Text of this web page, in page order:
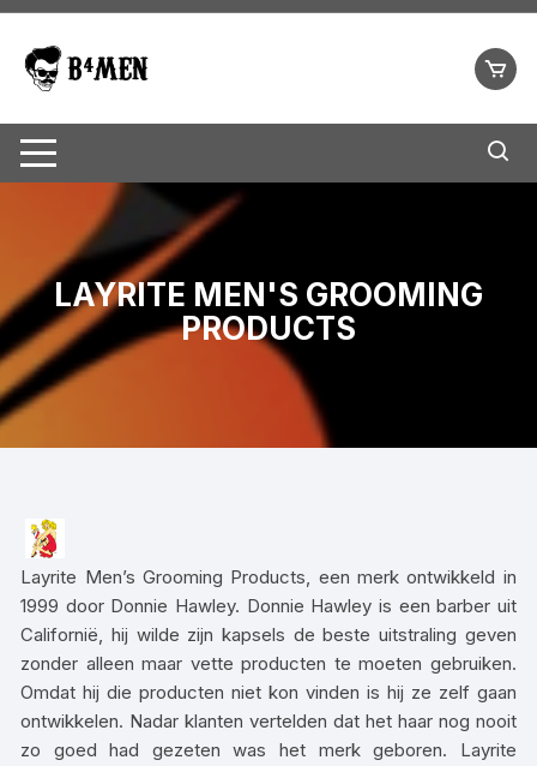
Ga
inhoud
LAYRITE MEN'S GROOMING
PRODUCTS
Layrite Men’s Grooming Products, een merk ontwikkeld in
1999 door Donnie Hawley. Donnie Hawley is een barber uit
Californië, hij wilde zijn kapsels de beste uitstraling geven
zonder alleen maar vette producten te moeten gebruiken.
Omdat hij die producten niet kon vinden is hij ze zelf gaan
ontwikkelen. Nadar klanten vertelden dat het haar nog nooit
zo goed had gezeten was het merk geboren. Layrite